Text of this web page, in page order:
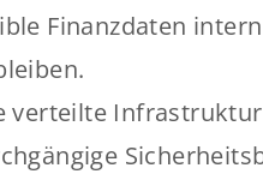
Finanzdaten
verteilte